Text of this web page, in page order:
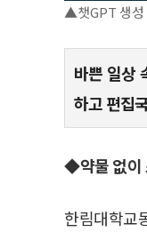
▲챗GPT 생성
바쁜 일상
하고 편집
◆약물 없이
한림대학교